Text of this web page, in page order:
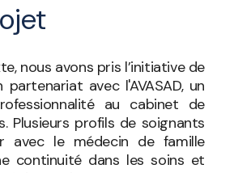
nous avons pris l’initiative de
partenariat avec l'AVASAD, un
au cabinet de
Plusieurs profils de soignants
avec le médecin de famille
continuité dans les soins et